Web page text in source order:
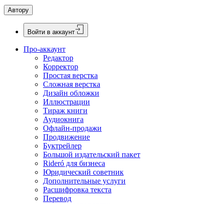
Автору
Войти в аккаунт
Про-аккаунт
Редактор
Корректор
Простая верстка
Сложная верстка
Дизайн обложки
Иллюстрации
Тираж книги
Аудиокнига
Офлайн-продажи
Продвижение
Буктрейлер
Большой издательский пакет
Rideró для бизнеса
Юридический советник
Дополнительные услуги
Расшифровка текста
Перевод